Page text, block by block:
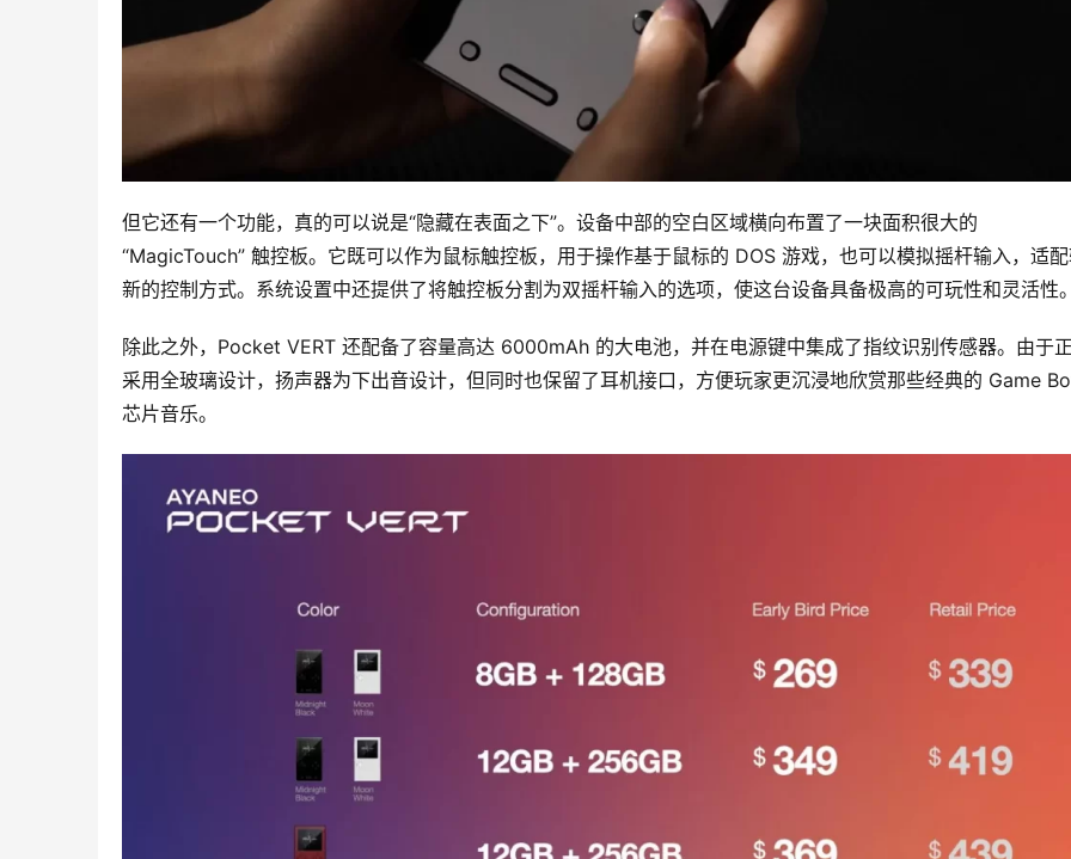
但它还有一个功能，真的可以说是“隐藏在表面之下”。设备中部的空白区域横向布置了一块面积很大的
“MagicTouch” 触控板。它既可以作为鼠标触控板，用于操作基于鼠标的 DOS 游戏，也可以模拟摇杆输入，适
新的控制方式。系统设置中还提供了将触控板分割为双摇杆输入的选项，使这台设备具备极高的可玩性和灵活性。
除此之外，Pocket VERT 还配备了容量高达 6000mAh 的大电池，并在电源键中集成了指纹识别传感器。由于
采用全玻璃设计，扬声器为下出音设计，但同时也保留了耳机接口，方便玩家更沉浸地欣赏那些经典的 Game
芯片音乐。